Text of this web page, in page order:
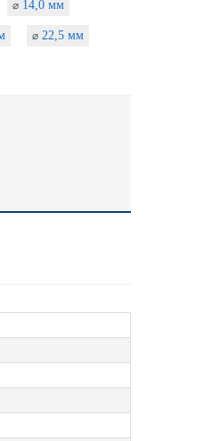
⌀14,0 мм
⌀22,5 мм